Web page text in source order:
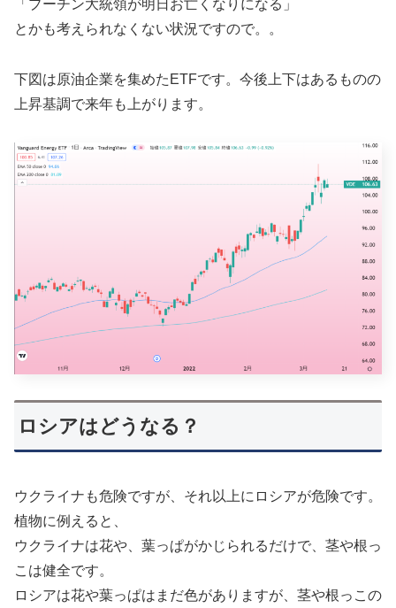
「プーチン大統領が明日お亡くなりになる」
とかも考えられなくない状況ですので。。
下図は原油企業を集めたETFです。今後上下はあるものの
上昇基調で来年も上がります。
ロシアはどうなる？
ウクライナも危険ですが、それ以上にロシアが危険です。
植物に例えると、
ウクライナは花や、葉っぱがかじられるだけで、茎や根っ
こは健全です。
ロシアは花や葉っぱはまだ色がありますが、茎や根っこの